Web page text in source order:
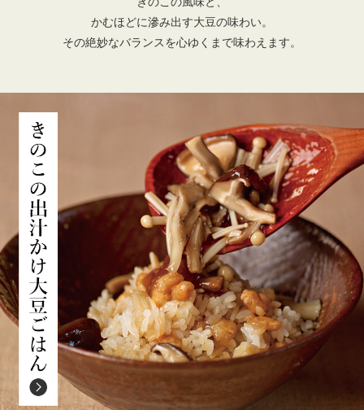
かむほどに滲み出す大豆の味わい。
その絶妙なバランスを心ゆくまで味わえます。